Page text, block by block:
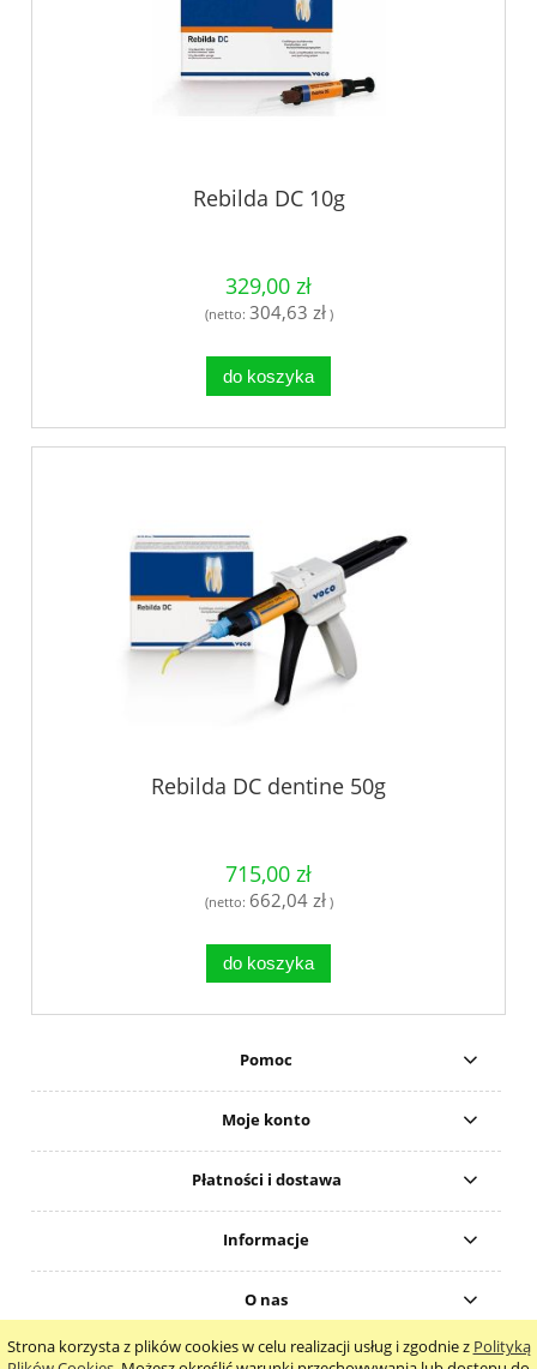
Strona korzysta z plików cookies w celu realizacji usług i zgodnie z Polityką
Rebilda DC 10g
329,00 zł
(netto: 304,63 zł)
do koszyka
Rebilda DC dentine 50g
715,00 zł
(netto: 662,04 zł)
do koszyka
Pomoc
Moje konto
Płatności i dostawa
Informacje
O nas